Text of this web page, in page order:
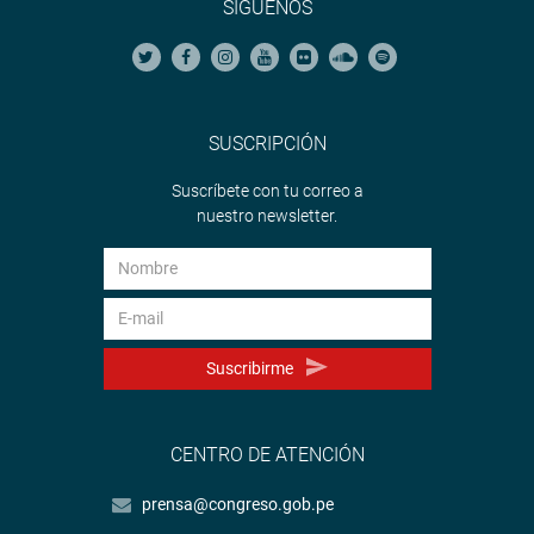
OFICINA DE COMUNICACIONES E IMAGEN
INSTITUCIONAL
SÍGUENOS
SUSCRIPCIÓN
Suscríbete con tu correo a
nuestro newsletter.
Suscribirme
CENTRO DE ATENCIÓN
prensa@congreso.gob.pe